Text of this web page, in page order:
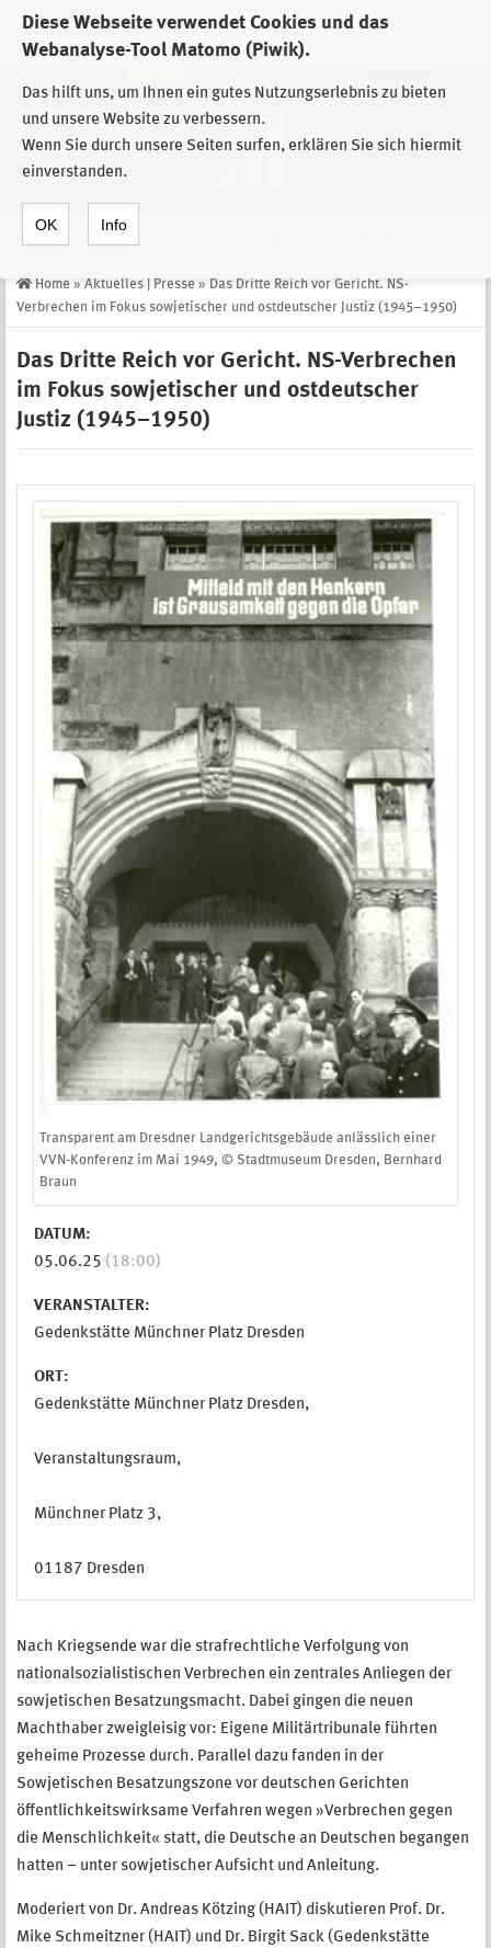
Diese Webseite verwendet Cookies und das
Webanalyse-Tool Matomo (Piwik).
Das hilft uns, um Ihnen ein gutes Nutzungserlebnis zu bieten
und unsere Website zu verbessern.
Wenn Sie durch unsere Seiten surfen, erklären Sie sich hiermit
einverstanden.
OK Info
Zur Auswahl der Einrichtungen der
Stiftung Sächsische Gedenkstätten
Home » Aktuelles | Presse » Das Dritte Reich vor Gericht. NS-
Verbrechen im Fokus sowjetischer und ostdeutscher Justiz (1945–1950)
Das Dritte Reich vor Gericht. NS-Verbrechen
im Fokus sowjetischer und ostdeutscher
Justiz (1945–1950)
Transparent am Dresdner Landgerichtsgebäude anlässlich einer
VVN-Konferenz im Mai 1949, © Stadtmuseum Dresden, Bernhard
Braun
DATUM:
05.06.25 (18:00)
VERANSTALTER:
Gedenkstätte Münchner Platz Dresden
ORT:
Gedenkstätte Münchner Platz Dresden,
Veranstaltungsraum,
Münchner Platz 3,
01187 Dresden
Nach Kriegsende war die strafrechtliche Verfolgung von
nationalsozialistischen Verbrechen ein zentrales Anliegen der
sowjetischen Besatzungsmacht. Dabei gingen die neuen
Machthaber zweigleisig vor: Eigene Militärtribunale führten
geheime Prozesse durch. Parallel dazu fanden in der
Sowjetischen Besatzungszone vor deutschen Gerichten
öffentlichkeitswirksame Verfahren wegen »Verbrechen gegen
die Menschlichkeit« statt, die Deutsche an Deutschen begangen
hatten – unter sowjetischer Aufsicht und Anleitung.
Moderiert von Dr. Andreas Kötzing (HAIT) diskutieren Prof. Dr.
Mike Schmeitzner (HAIT) und Dr. Birgit Sack (Gedenkstätte